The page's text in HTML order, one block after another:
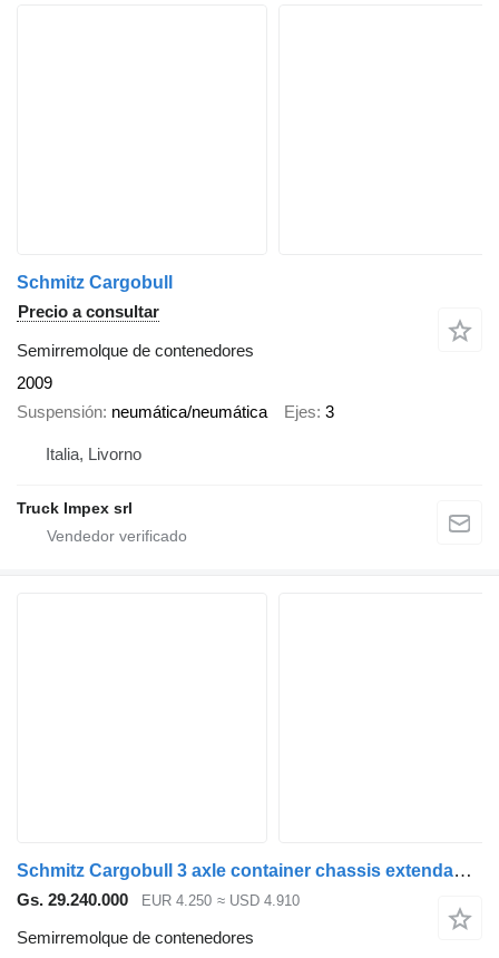
Schmitz Cargobull
Precio a consultar
Semirremolque de contenedores
2009
Suspensión neumática/neumática Ejes 3
Italia, Livorno
Truck Impex srl
Schmitz Cargobull 3 axle container chassis extendable trailer
Gs. 29.240.000 EUR 4.250 ≈ USD 4.910
Semirremolque de contenedores